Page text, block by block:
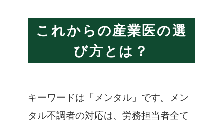
これからの産業医の選
び方とは？
キーワードは「メンタル」です。 メン
タル不調者の対応は、労務担当者全て